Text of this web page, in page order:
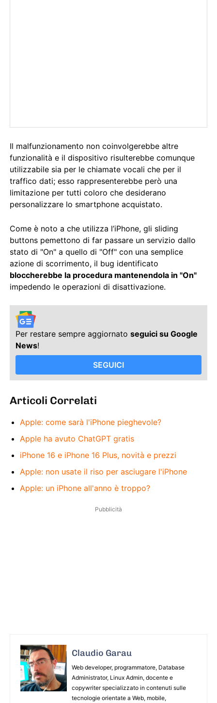
Il malfunzionamento non coinvolgerebbe altre
funzionalità e il dispositivo risulterebbe comunque
utilizzabile sia per le chiamate vocali che per il
traffico dati; esso rappresenterebbe però una
limitazione per tutti coloro che desiderano
personalizzare lo smartphone acquistato.
Come è noto a che utilizza l’iPhone, gli sliding
buttons pemettono di far passare un servizio dallo
stato di "On" a quello di "Off" con una semplice
azione di scorrimento, il bug identificato
bloccherebbe la procedura mantenendola in "On"
impedendo le operazioni di disattivazione.
Per restare sempre aggiornato seguici su Google
News!
SEGUICI
Articoli Correlati
Apple: come sarà l'iPhone pieghevole?
Apple ha avuto ChatGPT gratis
iPhone 16 e iPhone 16 Plus, novità e prezzi
Apple: non usate il riso per asciugare l'iPhone
Apple: un iPhone all'anno è troppo?
Pubblicità
Claudio Garau
Web developer, programmatore, Database
Administrator, Linux Admin, docente e
copywriter specializzato in contenuti sulle
tecnologie orientate a Web, mobile,